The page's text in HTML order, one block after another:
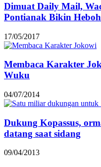
Dimuat Daily Mail,
Pontianak Bikin
17/05/2017
Membaca Karakter
Wuku
04/07/2014
Dukung Kopassus,
datang saat sidang
09/04/2013